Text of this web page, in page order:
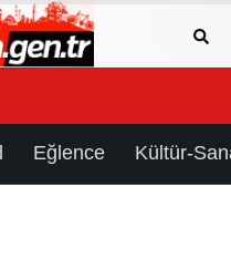
Eğlence Kültür-